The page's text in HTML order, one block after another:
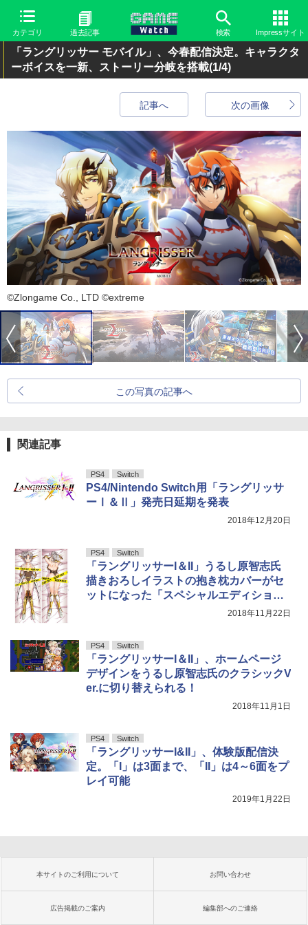
カテゴリ 過去記事 検索 Impressサイト
「ラングリッサー モバイル」、今春配信決定。キャラクタ
ーボイスを一新、ストーリー分岐を搭載(1/4)
次の画像
記事へ
©Zlongame Co., LTD ©extreme
この写真の記事へ
関連記事
PS4 Switch
PS4/Nintendo Switch用「ラングリッサ
ーⅠ＆Ⅱ」発売日延期を発表
2018年12月20日
PS4 Switch
「ラングリッサーI＆II」うるし原智志氏
描きおろしイラストの抱き枕カバーがセ
ットになった「スペシャルエディショ
2018年11月22日
PS4 Switch
「ラングリッサーI＆II」、ホームページ
デザインをうるし原智志氏のクラシックV
er.に切り替えられる！
2018年11月1日
PS4 Switch
「ラングリッサーI&II」、体験版配信決
定。「I」は3面まで、「II」は4～6面をプ
レイ可能
2019年1月22日
本サイトのご利用について お問い合わせ
広告掲載のご案内 編集部へのご連絡